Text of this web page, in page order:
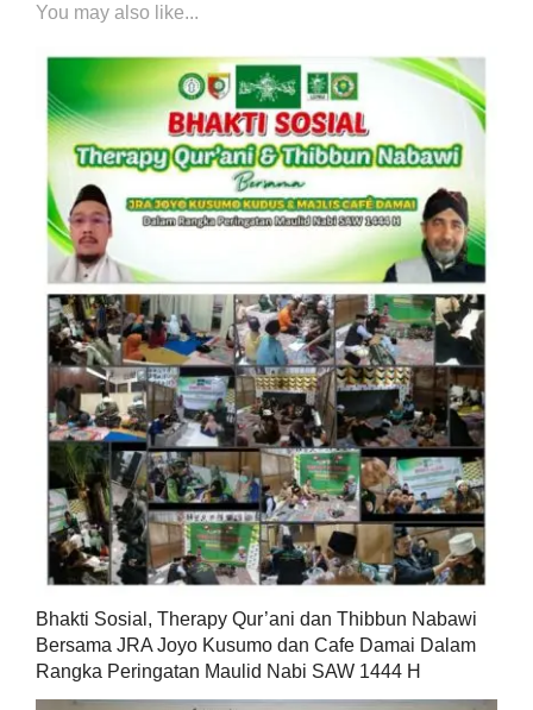
You may also like...
Bhakti Sosial, Therapy Qur’ani dan Thibbun Nabawi
Bersama JRA Joyo Kusumo dan Cafe Damai Dalam
Rangka Peringatan Maulid Nabi SAW 1444 H